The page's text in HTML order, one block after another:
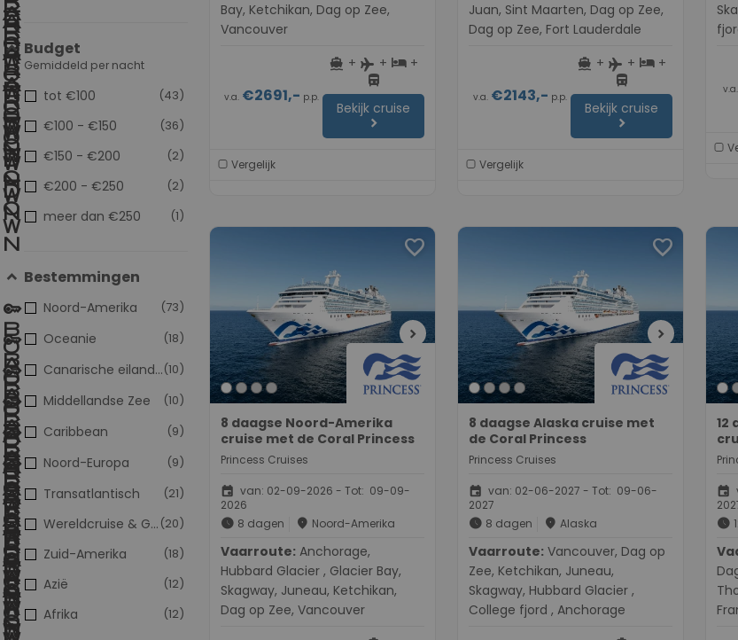
Budget
Gemiddeld per nacht
(43)
tot €100
(36)
€100 - €150
(2)
€150 - €200
(2)
€200 - €250
(1)
meer dan €250
Bestemmingen
(73)
Noord-Amerika
(21)
Transatlantisch
(20)
Wereldcruise & Grand Voyages
(18)
Oceanie
(18)
Zuid-Amerika
(12)
Azië
(12)
Afrika
(10)
Canarische eilanden
(10)
Middellandse Zee
(9)
Caribbean
(9)
Noord-Europa
Bay, Ketchikan, Dag op Zee,
Vancouver
v.a. €2691,- p.p.
directions_boat + flight + hotel +
directions_bus
Bekijk cruise
chevron_right
Vergelijk
Juan, Sint Maarten, Dag op Zee,
Dag op Zee, Fort Lauderdale
v.a.€2143,- p.p.
directions_boat + flight + hotel +
directions_bus
Bekijk cruise
chevron_right
Vergelijk
v.a.
favorite
chevron_right
8 daagse Noord-Amerika
cruise met de Coral Princess
Princess Cruises
event van: 02-09-2026 - Tot: 09-09-
2026
schedule 8 dagen place Noord-Amerika
Vaarroute:
Hubbard Glacier , Glacier Bay,
Skagway, Juneau, Ketchikan,
Dag op Zee, Vancouver
favorite
chevron_right
8 daagse Alaska cruise met
de Coral Princess
Princess Cruises
event van: 02-06-2027 - Tot: 09-06-
2027
schedule 8 dagen place Alaska
Vaarroute:
Zee, Ketchikan, Juneau,
Skagway, Hubbard Glacier ,
College fjord , Anchorage
12
event
schedule